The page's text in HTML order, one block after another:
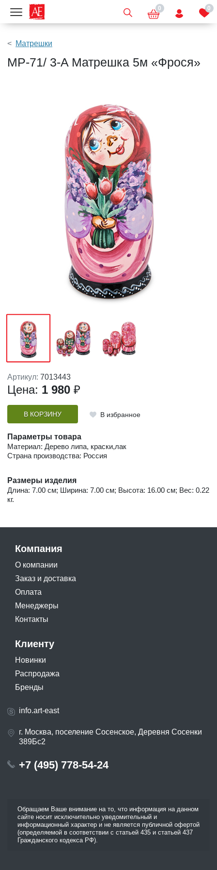
Показать меню 0 0
Матрешки
МР-71/ 3-A Матрешка 5м «Фрося»
Артикул: 7013443
Цена: 1 980 ₽
В КОРЗИНУ В избранное
Параметры товара
Материал: Дерево липа, краски,лак
Страна производства: Россия
Размеры изделия
Длина: 7.00 см; Ширина: 7.00 см; Высота: 16.00 см; Вес: 0.22
кг.
Компания
О компании
Заказ и доставка
Оплата
Менеджеры
Контакты
Клиенту
Новинки
Распродажа
Бренды
info.art-east
г. Москва, поселение Сосенское, Деревня Сосенки
389Бс2
+7 (495) 778-54-24
Обращаем Ваше внимание на то, что информация на данном
сайте носит исключительно уведомительный и
информационный характер и не является публичной офертой
(определяемой в соответствии с статьей 435 и статьей 437
Гражданского кодекса РФ).